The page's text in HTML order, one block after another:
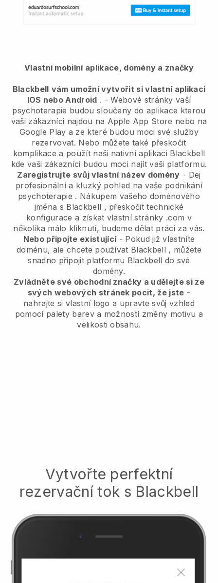
Vlastní mobilní aplikace, domény a značky
Blackbell vám umožní vytvořit si vlastní aplikaci
IOS nebo Android . -Webové stránky vaší
psychoterapie budou sloučeny do aplikace kterou
vaši zákazníci najdou na Apple App Store nebo na
Google Play a ze které budou moci své služby
rezervovat. Nebo můžete také přeskočit
komplikace a použít naši nativní aplikaci Blackbell
kde vaši zákazníci budou moci najít vaši platformu.
Zaregistrujte svůj vlastní název domény - Dej
profesionální a kluzký pohled na vaše podnikání
psychoterapie . Nákupem vašeho doménového
jména s Blackbell , přeskočit technické
konfigurace a získat vlastní stránky .com v
několika málo kliknutí, budeme dělat práci za vás.
Nebo připojte existující- Pokud již vlastníte
doménu, ale chcete používat Blackbell , můžete
snadno připojit platformu Blackbell do své
domény.
Zvládněte své obchodní značky a udělejte si ze
svých webových stránek pocit, že jste -
nahrajte si vlastní logo a upravte svůj vzhled
pomocí palety barev a možností změny motivu a
velikosti obsahu.
Vytvořte perfektní
rezervační tok s Blackbell